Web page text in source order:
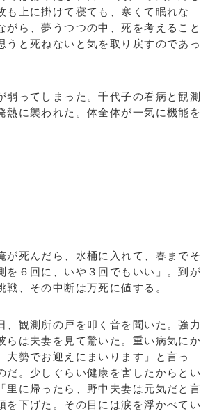
上に掛けて寝ても、寒くて眠れな
ら、夢うつつの中、死を考えること
うと死ねないと気を取り戻すのであっ
ってしまった。千代子の看病と観測
熱に襲われた。体全体が一気に機能を
死んだら、水桶に入れて、春までそ
を６回に、いや３回でもいい」。到が
、その中断は万死に値する。
観測所の戸を叩く音を聞いた。強力
らは夫妻を見て驚いた。重い病気にか
勢でお迎えにまいります」と言っ
だ。少しぐらい健康を害したからとい
里に帰ったら、野中夫妻は元気だと言
を下げた。その目には涙を浮かべてい